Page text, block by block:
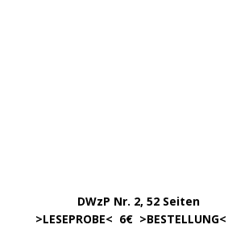
DWzP Nr. 2, 52 Seiten
>LESEPROBE< 6€ >BESTELLUNG<